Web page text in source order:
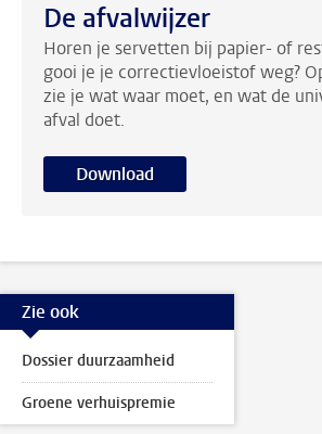
De afvalwijzer
Horen je servetten bij papier- of
gooi je je correctievloeistof weg?
zie je wat waar moet, en wat de
afval doet.
Download
Zie ook
Dossier duurzaamheid
Groene verhuispremie